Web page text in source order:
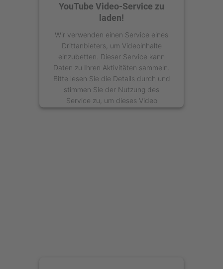
YouTube Video-Service zu
laden!
Wir verwenden einen Service eines
Drittanbieters, um Videoinhalte
einzubetten. Dieser Service kann
Daten zu Ihren Aktivitäten sammeln.
Bitte lesen Sie die Details durch und
stimmen Sie der Nutzung des
Service zu, um dieses Video
anzusehen.